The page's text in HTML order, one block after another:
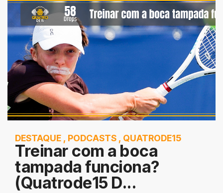
DESTAQUE , PODCASTS , QUATRODE15
Treinar com a boca
tampada funciona?
(Quatrode15 D...